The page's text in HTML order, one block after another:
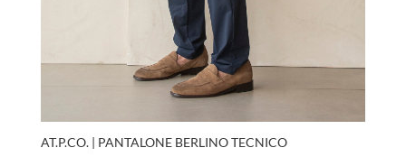
AT.P.CO. | PANTALONE BERLINO TECNICO